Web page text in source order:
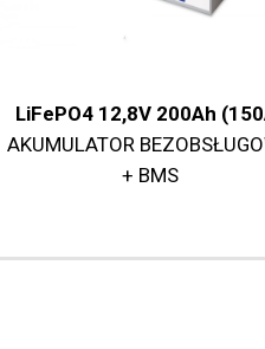
LiFePO4 12,8V 200Ah
AKUMULATOR
+ BMS